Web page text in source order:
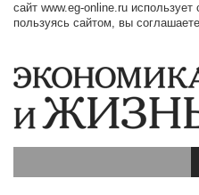
сайт www.eg-online.ru использует
пользуясь сайтом, вы